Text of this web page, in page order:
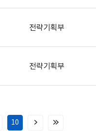
전략기획부
전략기획부
10
다
마